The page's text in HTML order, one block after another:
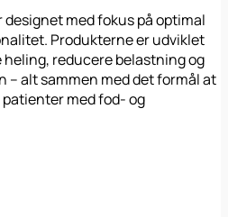
designet med fokus på optimal
Produkterne er udviklet
reducere belastning og
alt sammen med det formål at
med fod- og